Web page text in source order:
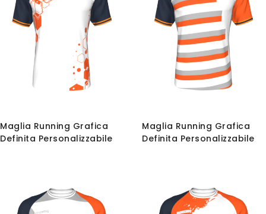
Maglia Running Grafica
Definita Personalizzabile
Maglia Running Grafica
Definita Personalizzabile